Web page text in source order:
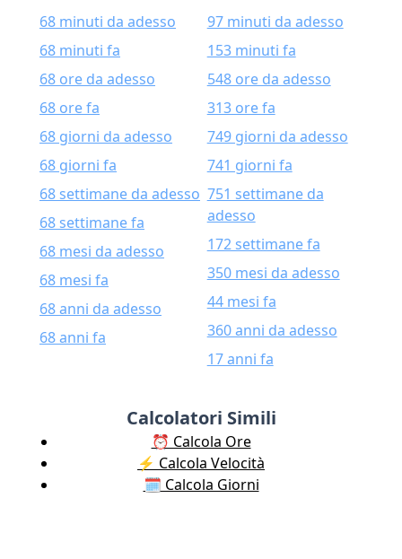
68 minuti da adesso
68 minuti fa
68 ore da adesso
68 ore fa
68 giorni da adesso
68 giorni fa
68 settimane da adesso
68 settimane fa
68 mesi da adesso
68 mesi fa
68 anni da adesso
68 anni fa
97 minuti da adesso
153 minuti fa
548 ore da adesso
313 ore fa
749 giorni da adesso
741 giorni fa
751 settimane da
adesso
172 settimane fa
350 mesi da adesso
44 mesi fa
360 anni da adesso
17 anni fa
Calcolatori Simili
⏰ Calcola Ore
⚡️ Calcola Velocità
🗓️ Calcola Giorni